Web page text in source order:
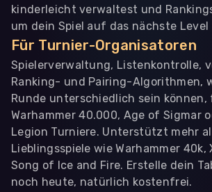
kinderleicht verwaltest und
um dein Spiel auf das nächste
Für Turnier-Organisatoren
Spielerverwaltung, Listenkontrolle,
Ranking- und Pairing-Algorithmen,
Runde unterschiedlich sein
Warhammer 40.000, Age of Sigmar
Legion Turniere. Unterstützt mehr
Lieblingsspiele wie Warhammer 40k,
Song of Ice and Fire. Erstelle dein
noch heute, natürlich kostenfrei.